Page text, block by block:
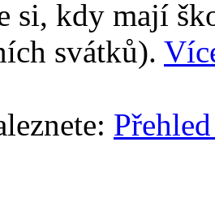
si, kdy mají
svátků).